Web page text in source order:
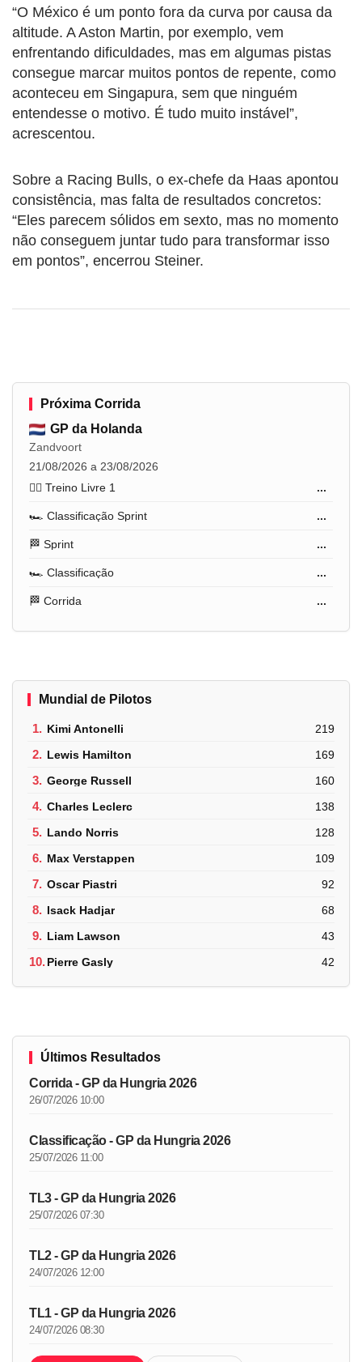
“O México é um ponto fora da curva por causa da
altitude. A Aston Martin, por exemplo, vem
enfrentando dificuldades, mas em algumas pistas
consegue marcar muitos pontos de repente, como
aconteceu em Singapura, sem que ninguém
entendesse o motivo. É tudo muito instável”,
acrescentou.
Sobre a Racing Bulls, o ex-chefe da Haas apontou
consistência, mas falta de resultados concretos:
“Eles parecem sólidos em sexto, mas no momento
não conseguem juntar tudo para transformar isso
em pontos”, encerrou Steiner.
Próxima Corrida
GP da Holanda
Zandvoort
21/08/2026 a 23/08/2026
🏋️‍♂️ Treino Livre 1
...
🏎️ Classificação Sprint ...
🏁 Sprint ...
🏎️ Classificação ...
🏁 Corrida ...
Mundial de Pilotos
1. Kimi Antonelli 219
2. Lewis Hamilton 169
3. George Russell 160
4. Charles Leclerc 138
5. Lando Norris 128
6. Max Verstappen 109
7. Oscar Piastri 92
8. Isack Hadjar 68
9. Liam Lawson 43
10.Pierre Gasly 42
Últimos Resultados
Corrida - GP da Hungria 2026
26/07/2026 10:00
Classificação - GP da Hungria 2026
25/07/2026 11:00
TL3 - GP da Hungria 2026
25/07/2026 07:30
TL2 - GP da Hungria 2026
24/07/2026 12:00
TL1 - GP da Hungria 2026
24/07/2026 08:30